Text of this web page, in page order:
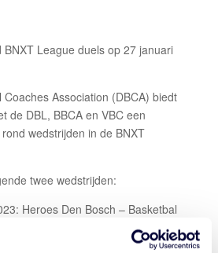
Coaches Association (DBCA) biedt
de DBL, BBCA en VBC een
wedstrijden in de BNXT
twee wedstrijden:
Heroes Den Bosch – Basketbal